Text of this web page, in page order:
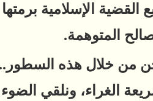
القضية الإسلامية
المتوهمة.
من خلال هذه
الغراء، ونلقي